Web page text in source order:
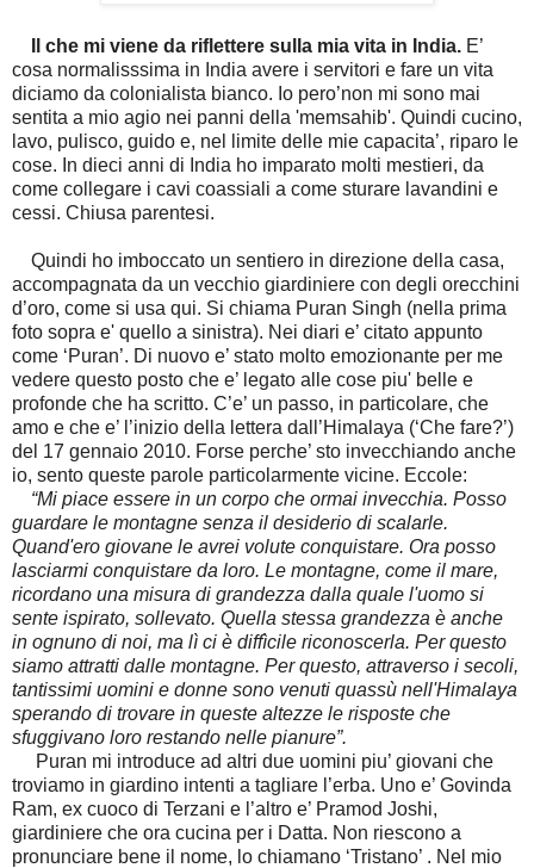
Il che mi viene da riflettere sulla mia vita in India. E’
cosa normalisssima in India avere i servitori e fare un vita
diciamo da colonialista bianco. Io pero’non mi sono mai
sentita a mio agio nei panni della 'memsahib'. Quindi cucino,
lavo, pulisco, guido e, nel limite delle mie capacita’, riparo le
cose. In dieci anni di India ho imparato molti mestieri, da
come collegare i cavi coassiali a come sturare lavandini e
cessi. Chiusa parentesi.
Quindi ho imboccato un sentiero in direzione della casa,
accompagnata da un vecchio giardiniere con degli orecchini
d’oro, come si usa qui. Si chiama Puran Singh (nella prima
foto sopra e' quello a sinistra). Nei diari e’ citato appunto
come ‘Puran’. Di nuovo e’ stato molto emozionante per me
vedere questo posto che e’ legato alle cose piu' belle e
profonde che ha scritto. C’e’ un passo, in particolare, che
amo e che e’ l’inizio della lettera dall’Himalaya (‘Che fare?’)
del 17 gennaio 2010. Forse perche’ sto invecchiando anche
io, sento queste parole particolarmente vicine. Eccole:
“Mi piace essere in un corpo che ormai invecchia. Posso
guardare le montagne senza il desiderio di scalarle.
Quand'ero giovane le avrei volute conquistare. Ora posso
lasciarmi conquistare da loro. Le montagne, come il mare,
ricordano una misura di grandezza dalla quale l'uomo si
sente ispirato, sollevato. Quella stessa grandezza è anche
in ognuno di noi, ma lì ci è diffìcile riconoscerla. Per questo
siamo attratti dalle montagne. Per questo, attraverso i secoli,
tantissimi uomini e donne sono venuti quassù nell'Himalaya
sperando di trovare in queste altezze le risposte che
sfuggivano loro restando nelle pianure”.
Puran mi introduce ad altri due uomini piu’ giovani che
troviamo in giardino intenti a tagliare l’erba. Uno e’ Govinda
Ram, ex cuoco di Terzani e l’altro e’ Pramod Joshi,
giardiniere che ora cucina per i Datta. Non riescono a
pronunciare bene il nome, lo chiamano ‘Tristano’ . Nel mio